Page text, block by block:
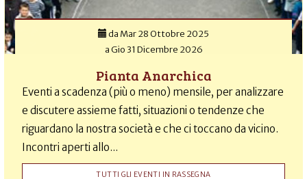
da Mar 28 Ottobre 2025
aGio 31 Dicembre 2026
Pianta Anarchica
Eventi a scadenza (più o meno) mensile, per analizzare
e discutere assieme fatti, situazioni o tendenze che
riguardano la nostra società e che ci toccano da vicino.
Incontri aperti allo...
TUTTI GLI EVENTI IN RASSEGNA